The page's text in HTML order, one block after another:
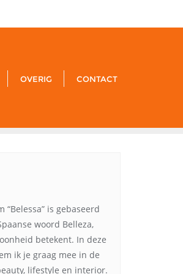
OVERIG CONTACT
“Belessa” is gebaseerd
woord Belleza,
betekent. In deze
ik je graag mee in de
lifestyle en interior.